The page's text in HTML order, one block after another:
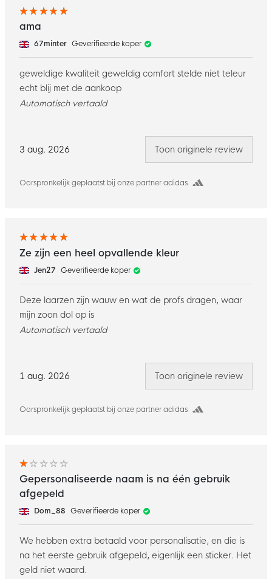
3 aug. 2026
Oorspronkelijk geplaatst bij onze partner adidas
ama
67minter Geverifieerde koper
geweldige kwaliteit geweldig comfort stelde niet teleur
echt blij met de aankoop
Automatisch vertaald
Toon originele review
1 aug. 2026
Oorspronkelijk geplaatst bij onze partner adidas
Ze zijn een heel opvallende kleur
Jen27 Geverifieerde koper
Deze laarzen zijn wauw en wat de profs dragen, waar
mijn zoon dol op is
Automatisch vertaald
Toon originele review
Gepersonaliseerde naam is na één gebruik
afgepeld
Dom_88 Geverifieerde koper
We hebben extra betaald voor personalisatie, en die is
na het eerste gebruik afgepeld, eigenlijk een sticker. Het
geld niet waard.